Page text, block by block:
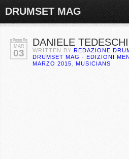
DRUMSET MAG
MAR
03
DANIELE
WRITTEN BY REDAZIONE
DRUMSET MAG - EDIZIONI
MARZO 2015
MUSICIANS